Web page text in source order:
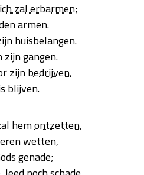
zal erbarmen;
armen.
huisbelangen.
gangen.
zijnbedrijven,
blijven.
hemontzetten,
wetten,
genade;